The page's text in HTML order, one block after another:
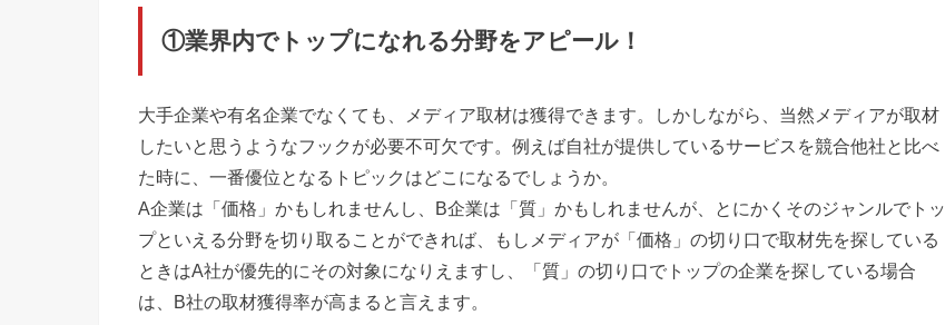
①業界内でトップになれる分野をアピール！
大手企業や有名企業でなくても、メディア取材は獲得できます。しかしながら、当然メディアが取材
したいと思うようなフックが必要不可欠です。例えば自社が提供しているサービスを競合他社と比べ
た時に、一番優位となるトピックはどこになるでしょうか。
A企業は「価格」かもしれませんし、B企業は「質」かもしれませんが、とにかくそのジャンルでトッ
プといえる分野を切り取ることができれば、もしメディアが「価格」の切り口で取材先を探している
ときはA社が優先的にその対象になりえますし、「質」の切り口でトップの企業を探している場合
は、B社の取材獲得率が高まると言えます。